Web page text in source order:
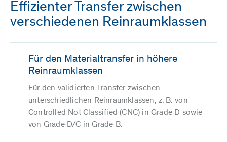
Effizienter Transfer zwischen
verschiedenen Reinraumklassen
Für den Materialtransfer in höhere
Reinraumklassen
Für den validierten Transfer zwischen
unterschiedlichen Reinraumklassen, z. B. von
Controlled Not Classified (CNC) in Grade D sowie
von Grade D/C in Grade B.